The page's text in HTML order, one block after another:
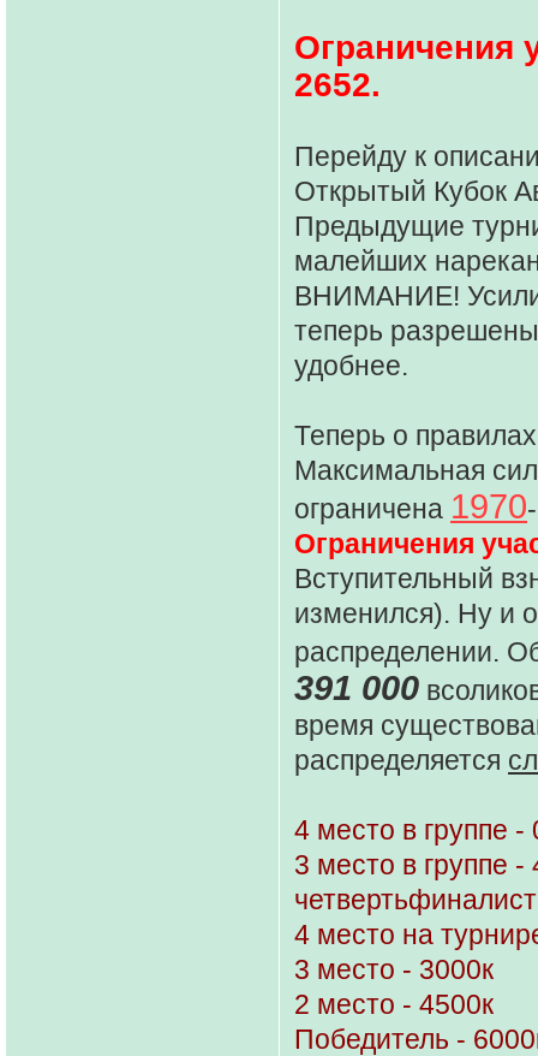
Ограничения
2652.
Перейду к
Открытый Кубок
Предыдущие
малейших
ВНИМАНИЕ!
теперь
удобнее.
Теперь о
Максимальная
ограничена 1970
Ограничения
Вступительный
изменился). Ну и
распределении.
391 000
время
распределяется
4 место в группе -
3 место в группе -
4 место на
3 место - 3000к
2 место - 4500к
Победитель -